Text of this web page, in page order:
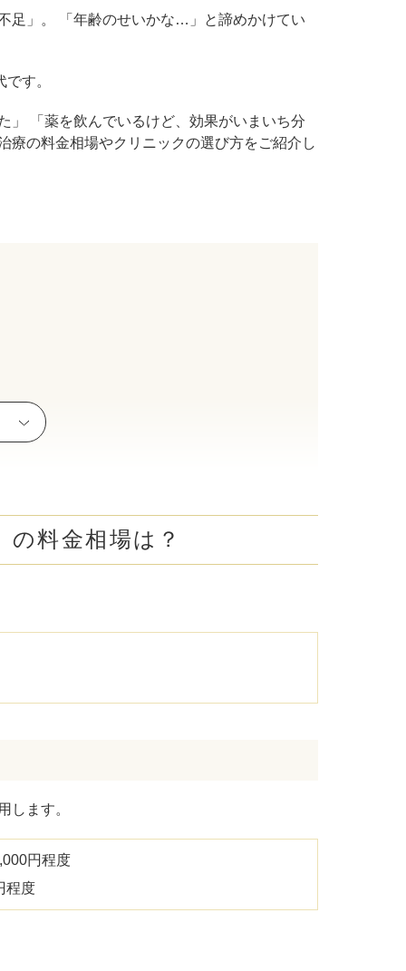
ン・ハイドロキノン療法
臭）手術
包茎術
トラネキサム酸）
VAエッセンス
足」。 「年齢のせいかな…」と諦めかけてい
す。
」 「薬を飲んでいるけど、効果がいまいち分
療の料金相場やクリニックの選び方をご紹介し
由
の料金相場は？
します。
円程度
程度